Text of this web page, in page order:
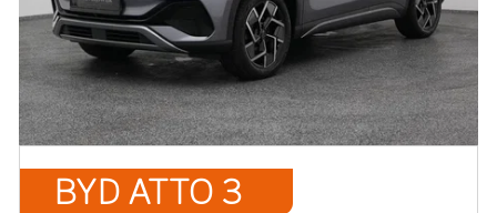
BYD ATTO 3